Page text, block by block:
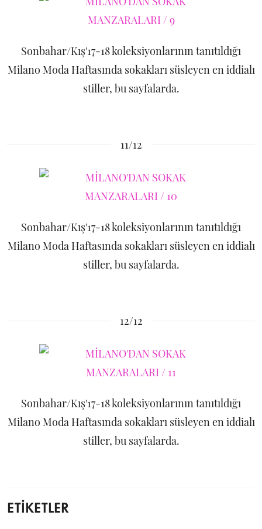
Sonbahar/Kış'17-18 koleksiyonlarının tanıtıldığı
Milano Moda Haftasında sokakları süsleyen en iddialı
stiller, bu sayfalarda.
11/12
Sonbahar/Kış'17-18 koleksiyonlarının tanıtıldığı
Milano Moda Haftasında sokakları süsleyen en iddialı
stiller, bu sayfalarda.
12/12
Sonbahar/Kış'17-18 koleksiyonlarının tanıtıldığı
Milano Moda Haftasında sokakları süsleyen en iddialı
stiller, bu sayfalarda.
ETİKETLER